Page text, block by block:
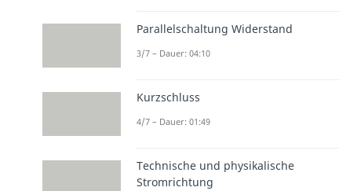
Parallelschaltung Widerstand
3/7 – Dauer: 04:10
Kurzschluss
4/7 – Dauer: 01:49
Technische und physikalische
Stromrichtung